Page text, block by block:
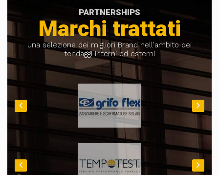
PARTNERSHIPS
Marchi trattati
una selezione dei migliori Brand nell'ambito dei
tendaggi interni ed esterni